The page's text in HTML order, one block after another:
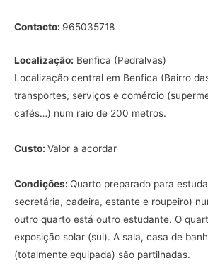
Contacto: 965035718
Localização: Benfica (Pedralvas)
Localização central em Benfica (Bairro
transportes, serviços e comércio
cafés…) num raio de 200 metros.
Custo: Valor a acordar
Condições: Quarto preparado para
secretária, cadeira, estante e roupeiro)
outro quarto está outro estudante. O
exposição solar (sul). A sala, casa de
(totalmente equipada) são partilhadas.